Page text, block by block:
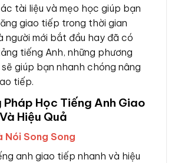
tài liệu và mẹo học giúp bạn
giao tiếp trong thời gian
người mới bắt đầu hay đã có
tiếng Anh, những phương
giúp bạn nhanh chóng nâng
tiếp.
Pháp Học Tiếng Anh Giao
Hiệu Quả
Nói Song Song